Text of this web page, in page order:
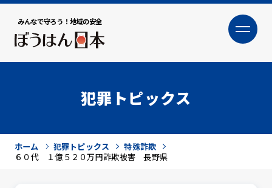
みんなで守ろう！地域の安全
大
犯罪トピックス
ホーム 犯罪トピックス
特殊詐欺
６０代 １億５２０万円詐欺被害 長野県